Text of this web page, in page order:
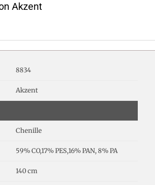
Akzent
8834
Akzent
Chenille
59% CO,17% PES,16% PAN, 8% PA
140 cm